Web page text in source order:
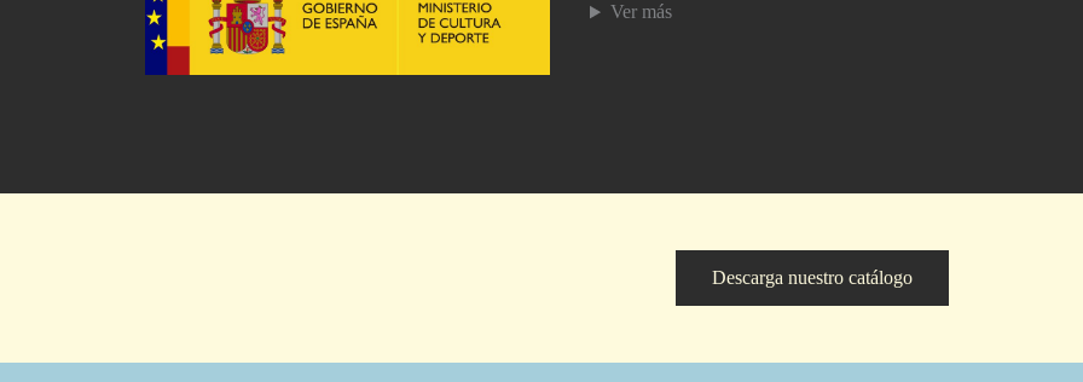
Ver más
Descarga nuestro catálogo